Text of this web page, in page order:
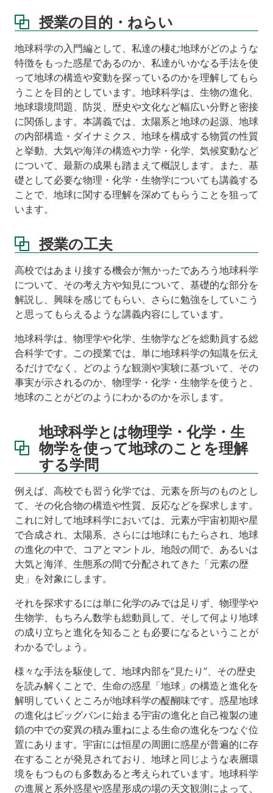
と
を
理
解
す
る
学
問
授
業
ケ
ジ
ュ
ー
ル
修
要
件
成
績
評
の
方
法
教
科
書
授業の目的・ねらい
地球科学の入門編として、私達の棲む地球がどのような
特徴をもった惑星であるのか、私達がいかなる手法を使
って地球の構造や変動を探っているのかを理解してもら
うことを目的としています。地球科学は、生物の進化、
地球環境問題、防災、歴史や文化など幅広い分野と密接
に関係します。本講義では、太陽系と地球の起源、地球
の内部構造・ダイナミクス、地球を構成する物質の性質
と挙動、大気や海洋の構造や力学・化学、気候変動など
について、最新の成果も踏まえて概説します。また、基
礎として必要な物理・化学・生物学についても講義する
ことで、地球に関する理解を深めてもらうことを狙って
います。
授業の工夫
高校ではあまり接する機会が無かったであろう地球科学
について、その考え方や知見について、基礎的な部分を
解説し、興味を感じてもらい、さらに勉強をしていこう
と思ってもらえるような講義内容にしています。
地球科学は、物理学や化学、生物学などを総動員する総
合科学です。この授業では、単に地球科学の知識を伝え
るだけでなく、どのような観測や実験に基づいて、その
事実が示されるのか、物理学・化学・生物学を使うと、
地球のことがどのようにわかるのかを示します。
地球科学とは物理学・化学・生
物学を使って地球のことを理解
する学問
例えば、高校でも習う化学では、元素を所与のものとし
て、その化合物の構造や性質、反応などを探求します。
これに対して地球科学においては、元素が宇宙初期や星
で合成され、太陽系、さらには地球にもたらされ、地球
の進化の中で、コアとマントル、地殻の間で、あるいは
大気と海洋、生態系の間で分配されてきた「元素の歴
史」を対象にします。
それを探求するには単に化学のみでは足りず、物理学や
生物学、もちろん数学も総動員して、そして何より地球
の成り立ちと進化を知ることも必要になるということが
わかるでしょう。
様々な手法を駆使して、地球内部を“見たり”、その歴史
を読み解くことで、生命の惑星「地球」の構造と進化を
解明していくところが地球科学の醍醐味です。惑星地球
の進化はビッグバンに始まる宇宙の進化と自己複製の連
鎖の中での変異の積み重ねによる生命の進化をつなぐ位
置にあります。宇宙には恒星の周囲に惑星が普遍的に存
在することが発見されており、地球と同じような表層環
境をもつものも多数あると考えられています。地球科学
の進展と系外惑星や惑星形成の場の天文観測によって、